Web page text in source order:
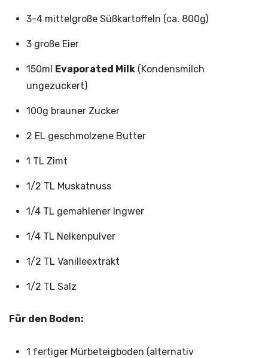
3-4 mittelgroße Süßkartoffeln (ca. 800g)
3 große Eier
150ml Evaporated Milk(Kondensmilch
ungezuckert)
100g brauner Zucker
2 EL geschmolzene Butter
1 TL Zimt
1/2 TL Muskatnuss
1/4 TL gemahlener Ingwer
1/4 TL Nelkenpulver
1/2 TL Vanilleextrakt
1/2 TL Salz
Für den Boden:
1 fertiger Mürbeteigboden (alternativ